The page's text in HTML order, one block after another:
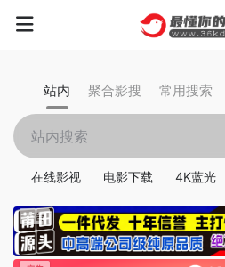
站内 聚合影搜 常用搜索
在线影视 电影下载 4K蓝光